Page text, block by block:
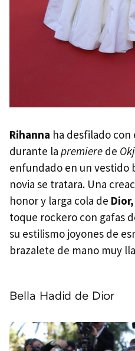
Rihanna ha desfilado
durante la premiere de
enfundado en un vestido
novia se tratara. Una
honor y larga cola de Dior,
toque rockero con gafas
su estilismo joyones de
brazalete de mano muy
Bella Hadid de Dior